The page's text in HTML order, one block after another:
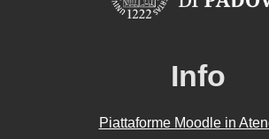
Info
Piattaforme Moodle in